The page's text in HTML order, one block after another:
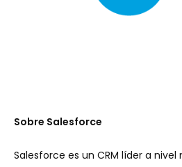
Sobre Salesforce
Salesforce es un CRM líder a nivel